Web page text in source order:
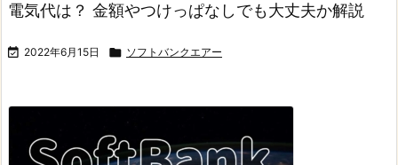
電気代は？ 金額やつけっぱなしでも大丈夫か解説
 2022年6月15日  ソフトバンクエアー